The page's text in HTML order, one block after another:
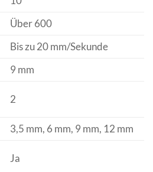
Über 600
Bis zu 20 mm/Sekunde
9 mm
2
3,5 mm, 6 mm, 9 mm, 12 mm
Ja